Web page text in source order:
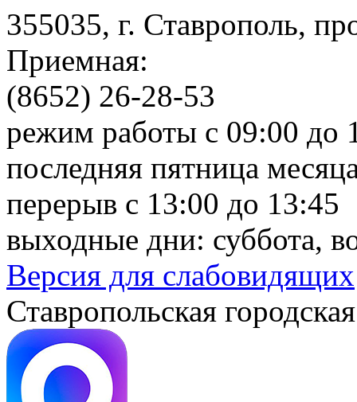
355035, г. Ставрополь,
Приемная:
(8652) 26-28-53
режим работы с 09:00 до
последняя пятница
перерыв с 13:00 до 13:45
выходные дни: суббота,
Версия для слабовидящих
Ставропольская